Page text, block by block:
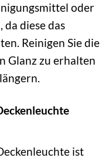
oder
diese das
Reinigen Sie die
Glanz zu erhalten
ist